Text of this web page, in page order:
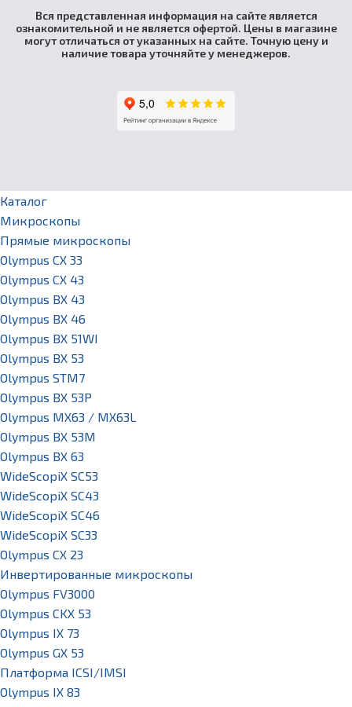
Вся представленная информация на сайте является
ознакомительной и не является офертой. Цены в магазине
могут отличаться от указанных на сайте. Точную цену и
наличие товара уточняйте у менеджеров.
Каталог
Микроскопы
Прямые микроскопы
Olympus CX 33
Olympus CX 43
Olympus BX 43
Olympus BX 46
Olympus BX 51WI
Olympus BX 53
Olympus STM7
Olympus BX 53P
Olympus MX63 / MX63L
Olympus BX 53M
Olympus BX 63
WideScopiX SC53
WideScopiX SC43
WideScopiX SC46
WideScopiX SC33
Olympus CX 23
Инвертированные микроскопы
Olympus FV3000
Olympus CKX 53
Olympus IX 73
Olympus GX 53
Платформа ICSI/IMSI
Olympus IX 83